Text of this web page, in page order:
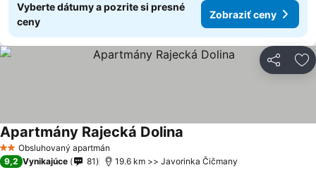
Vyberte dátumy a pozrite si presné
ceny
Zobraziť ceny
Zdieľať
2 Počet hviezdičiek
Obsluhovaný apartmán
Apartmány Rajecká Dolina
9,2 Vynikajúce 81 19.6 km >> Javorinka Čičmany